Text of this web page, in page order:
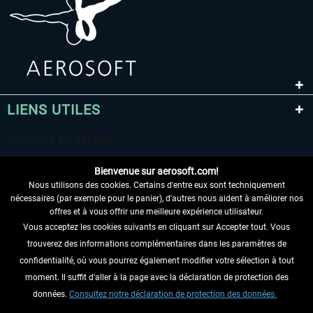
LIENS UTILES
RENONCER AU CONTRAT ICI
INFORMATIONS
NE MANQUEZ PAS LES DERNIÈRES
Bienvenue sur aerosoft.com!
Nous utilisons des cookies. Certains d'entre eux sont techniquement
nécessaires (par exemple pour le panier), d'autres nous aident à améliorer nos
offres et à vous offrir une meilleure expérience utilisateur.
Vous acceptez les cookies suivants en cliquant sur Accepter tout. Vous
trouverez des informations complémentaires dans les paramètres de
confidentialité, où vous pourrez également modifier votre sélection à tout
moment. Il suffit d'aller à la page avec la déclaration de protection des
données. Consultez notre déclaration de protection des données.